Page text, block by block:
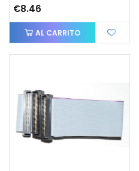
€8.46
AL CARRITO